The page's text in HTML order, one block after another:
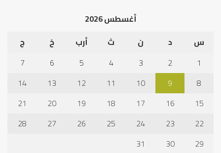
أغسطس 2026
س
د ن ث أرب خ
ج
1
2
3
4
5
6
7
8
9
10
11
12
13
14
15
16
17
18
19
20
21
22
23
24
25
26
27
28
29
30
31